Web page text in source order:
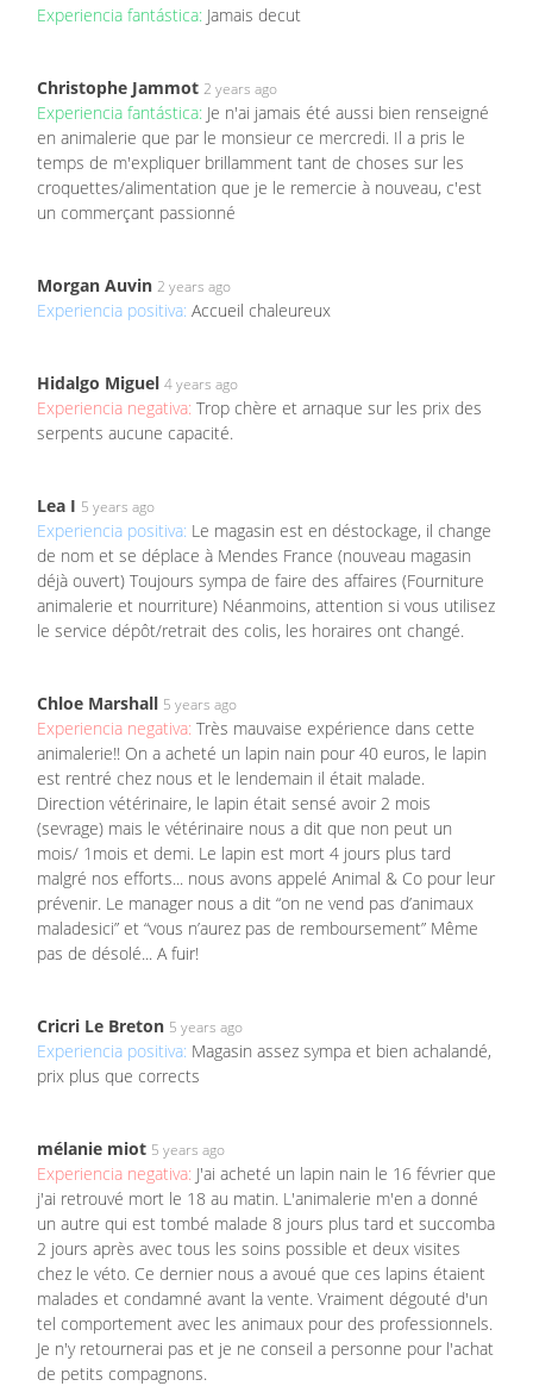
Experiencia fantástica: Jamais decut
Christophe Jammot 2 years ago
Experiencia fantástica: Je n'ai jamais été aussi bien renseigné
en animalerie que par le monsieur ce mercredi. Il a pris le
temps de m'expliquer brillamment tant de choses sur les
croquettes/alimentation que je le remercie à nouveau, c'est
un commerçant passionné
Morgan Auvin 2 years ago
Experiencia positiva: Accueil chaleureux
Hidalgo Miguel 4 years ago
Experiencia negativa: Trop chère et arnaque sur les prix des
serpents aucune capacité.
Lea I 5 years ago
Experiencia positiva: Le magasin est en déstockage, il change
de nom et se déplace à Mendes France (nouveau magasin
déjà ouvert) Toujours sympa de faire des affaires (Fourniture
animalerie et nourriture) Néanmoins, attention si vous utilisez
le service dépôt/retrait des colis, les horaires ont changé.
Chloe Marshall 5 years ago
Experiencia negativa: Très mauvaise expérience dans cette
animalerie!! On a acheté un lapin nain pour 40 euros, le lapin
est rentré chez nous et le lendemain il était malade.
Direction vétérinaire, le lapin était sensé avoir 2 mois
(sevrage) mais le vétérinaire nous a dit que non peut un
mois/ 1mois et demi. Le lapin est mort 4 jours plus tard
malgré nos efforts... nous avons appelé Animal & Co pour leur
prévenir. Le manager nous a dit “on ne vend pas d’animaux
maladesici” et “vous n’aurez pas de remboursement” Même
pas de désolé... A fuir!
Cricri Le Breton 5 years ago
Experiencia positiva: Magasin assez sympa et bien achalandé,
prix plus que corrects
mélanie miot 5 years ago
Experiencia negativa: J'ai acheté un lapin nain le 16 février que
j'ai retrouvé mort le 18 au matin. L'animalerie m'en a donné
un autre qui est tombé malade 8 jours plus tard et succomba
2 jours après avec tous les soins possible et deux visites
chez le véto. Ce dernier nous a avoué que ces lapins étaient
malades et condamné avant la vente. Vraiment dégouté d'un
tel comportement avec les animaux pour des professionnels.
Je n'y retournerai pas et je ne conseil a personne pour l'achat
de petits compagnons.